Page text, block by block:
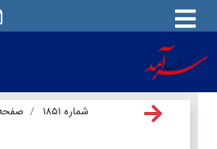
شماره ۱۸۵۱ صفحه